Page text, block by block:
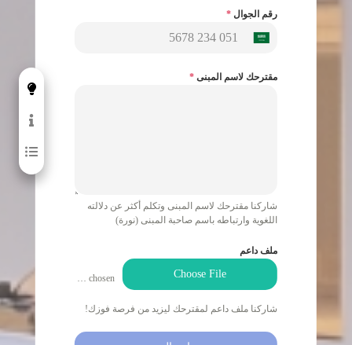
رقم الجوال *
مقترحك لاسم المبنى *
شاركنا مقترحك لاسم المبنى وتكلم أكثر عن دلالته
اللغوية وارتباطه باسم صاحبة المبنى (نورة)
ملف داعم
Choose File
شاركنا ملف داعم لمقترحك ليزيد من فرصة فوزك!